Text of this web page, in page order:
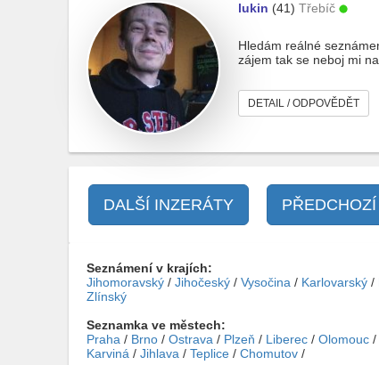
lukin (41) Třebíč
Hledám reálné
zájem tak se neboj mi
DETAIL / ODPOVĚDĚT
DALŠÍ INZERÁTY
Seznámení v krajích:
Jihomoravský / Jihočeský / Vysočina / Karlovarský /
Zlínský
Seznamka ve městech:
Praha / Brno / Ostrava / Plzeň / Liberec / Olomouc /
Karviná / Jihlava / Teplice / Chomutov /